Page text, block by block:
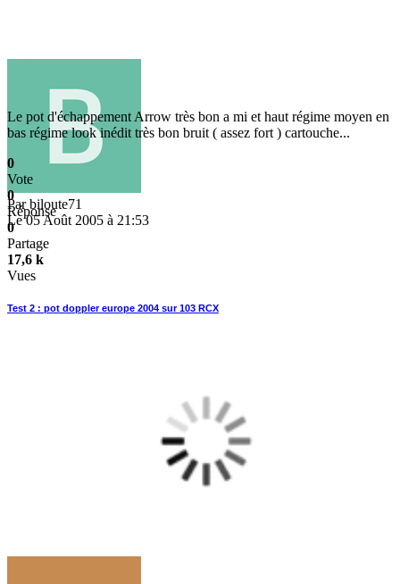
Parbiloute71
Le 05 Août 2005 à 21:53
Le pot d'échappement Arrow très bon a mi et haut régime moyen en
bas régime look inédit très bon bruit ( assez fort ) cartouche...
0
Vote
0
Réponse
0
Partage
17,6 k
Vues
Test 2 : pot doppler europe 2004 sur 103 RCX